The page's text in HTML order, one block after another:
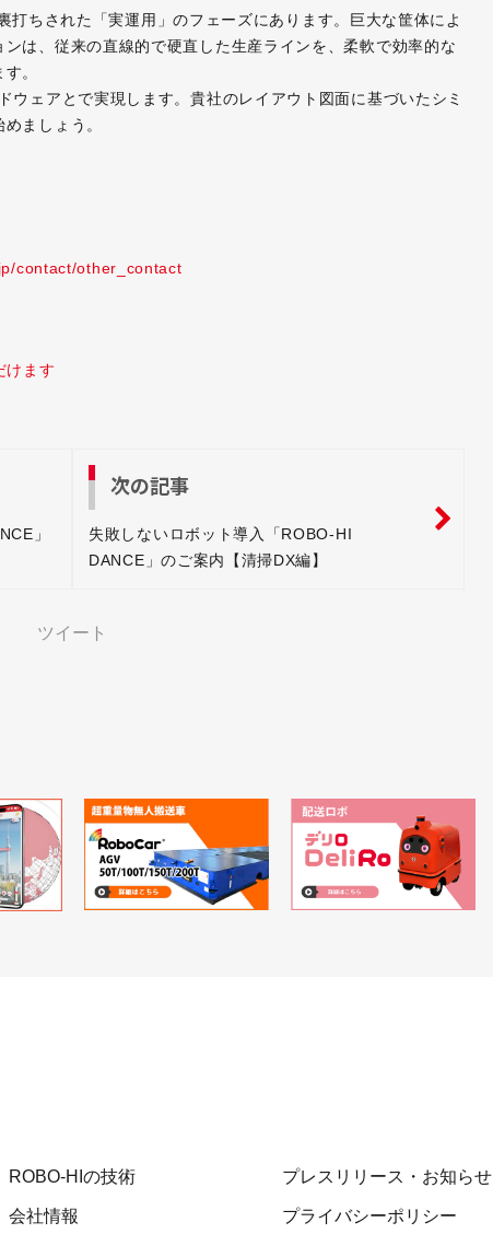
ちされた「実運用」のフェーズにあります。巨大な筐体によ
は、従来の直線的で硬直した生産ラインを、柔軟で効率的な
。
ウェアとで実現します。貴社のレイアウト図面に基づいたシミ
ましょう。
contact/other_contact
けます
」
次の記事
失敗しないロボット導入「ROBO-HI
DANCE」のご案内【清掃DX編】
ツイート
ROBO-HIの技術
会社情報
プレスリリース・お知らせ
プライバシーポリシー